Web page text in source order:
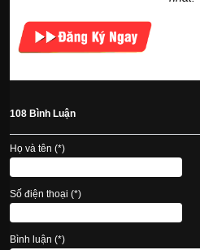
108 Bình Luận
Họ và tên (*)
Số điện thoại (*)
Bình luận (*)